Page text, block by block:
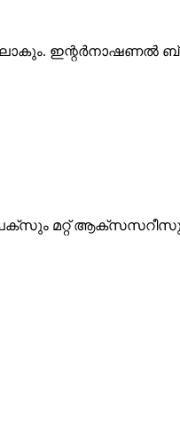
ഇന്റർനാഷണൽ
മറ്റ് ആക്സസറീസും